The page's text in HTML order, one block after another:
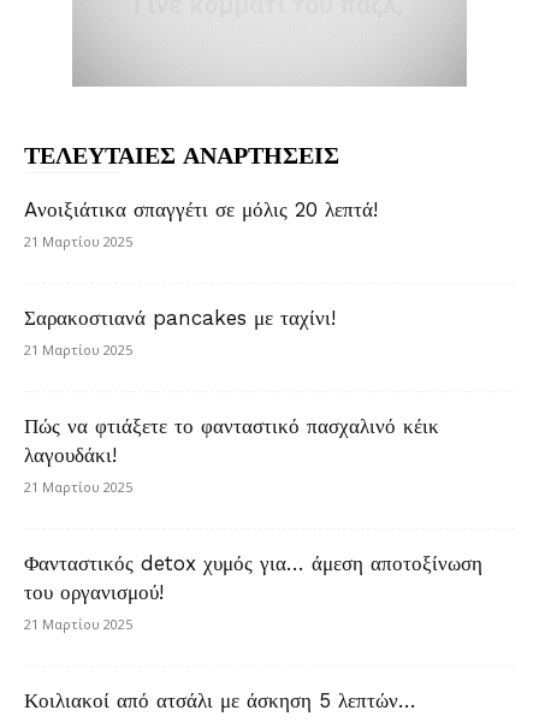
ΤΕΛΕΥΤΑΙΕΣ ΑΝΑΡΤΗΣΕΙΣ
Aνοιξιάτικα σπαγγέτι σε μόλις 20 λεπτά!
21 Μαρτίου 2025
Σαρακοστιανά pancakes με ταχίνι!
21 Μαρτίου 2025
Πώς να φτιάξετε το φανταστικό πασχαλινό κέικ
λαγουδάκι!
21 Μαρτίου 2025
Φανταστικός detox χυμός για… άμεση αποτοξίνωση
του οργανισμού!
21 Μαρτίου 2025
Κοιλιακοί από ατσάλι με άσκηση 5 λεπτών…